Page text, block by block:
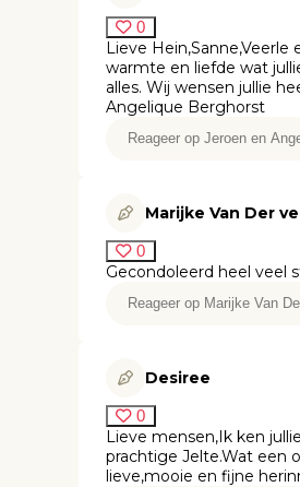
0
Lieve
warmte en liefde wat
alles. Wij wensen jullie
Angelique Berghorst
Marijke Van Der
0
Gecondoleerd heel veel
Desiree
0
Lieve mensen,Ik ken
prachtige Jelte.Wat een
lieve,mooie en fijne